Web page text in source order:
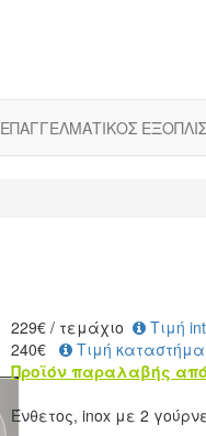
ΕΠΑΓΓΕΛΜΑΤΙΚΟΣ
229€ / τεμάχιο
Τιμή
240€
Τιμή
Προϊόν παραλαβής
Ένθετος, inox με 2